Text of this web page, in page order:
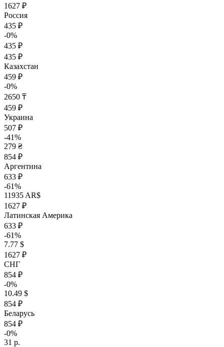
1627 ₽
Россия
435 ₽
-0%
435 ₽
435 ₽
Казахстан
459 ₽
-0%
2650 ₸
459 ₽
Украина
507 ₽
-41%
279 ₴
854 ₽
Аргентина
633 ₽
-61%
11935 AR$
1627 ₽
Латинская Америка
633 ₽
-61%
7.77 $
1627 ₽
СНГ
854 ₽
-0%
10.49 $
854 ₽
Беларусь
854 ₽
-0%
31 р.